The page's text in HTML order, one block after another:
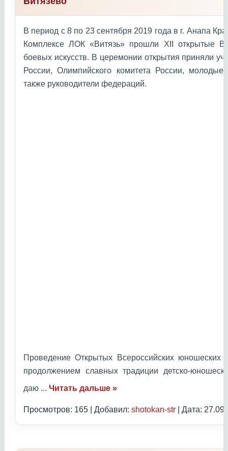
В период с 8 по 23 сентября 2019 года в г. Анапа
Комплексе ЛОК «Витязь» прошли XII открытые
боевых искусств. В церемонии открытия приняли
России, Олимпийского комитета России,
также руководители федераций.
Проведение Открытых Всероссийских юношеских
продолжением славных традиции детско-
даю ... Читать дальше »
Просмотров: 165 | Добавил: shotokan-str | Дата: